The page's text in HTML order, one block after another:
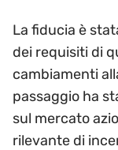
La fiducia è
dei requisiti di
cambiamenti
passaggio ha
sul mercato
rilevante di